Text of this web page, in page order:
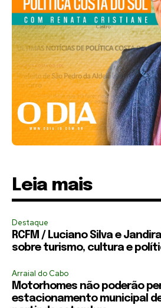
Leia mais
Destaque
RCFM / Luciano Silva e
sobre turismo, cultura e
Arraial do Cabo
Motorhomes não poderão
estacionamento municipal